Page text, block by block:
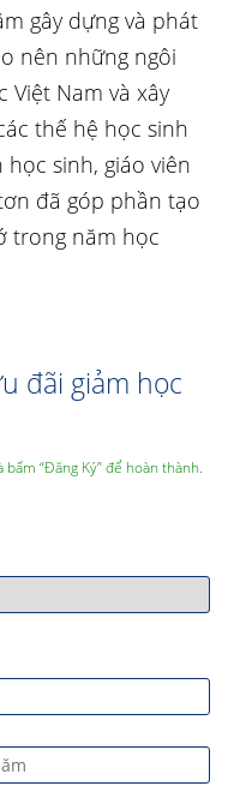
gây dựng và phát
nên những ngôi
Việt Nam và xây
thế hệ học sinh
sinh, giáo viên
đã góp phần tạo
trong năm học
đãi giảm học
“Đăng Ký” để hoàn thành.